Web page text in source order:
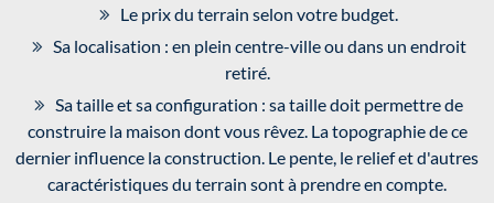
Le prix du terrain selon votre budget.
Sa localisation : en plein centre-ville ou dans un endroit
retiré.
Sa taille et sa configuration : sa taille doit permettre de
construire la maison dont vous rêvez. La topographie de ce
dernier influence la construction. Le pente, le relief et d'autres
caractéristiques du terrain sont à prendre en compte.